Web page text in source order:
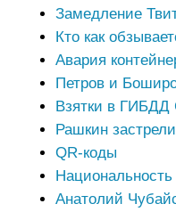
Замедление
Кто как
Авария
Петров и
Взятки в ГИБДД
Рашкин
QR-коды
Национальность
Анатолий